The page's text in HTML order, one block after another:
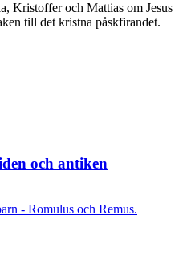
Kristoffer och Mattias om Jesus
till det kristna påskfirandet.
och antiken